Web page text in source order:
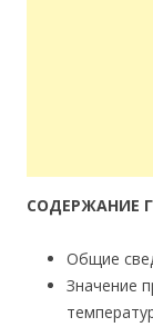
СОДЕРЖАНИЕ
Общие
Значение